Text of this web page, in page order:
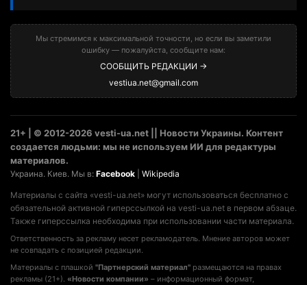
Мы стремимся к максимальной точности, но если вы заметили
ошибку — пожалуйста, сообщите нам:
СООБЩИТЬ РЕДАКЦИИ →
vestiua.net@gmail.com
21+ | © 2012-2026 vesti-ua.net || Новости Украины. Контент
создается людьми: мы не используем ИИ для редактуры
материалов.
Украина. Киев. Мы в: Facebook Wikipedia
Материалы с сайта «vesti-ua.net» могут использоваться бесплатно с
обязательной активной гиперссылкой на vesti-ua.net в первом абзаце.
Также гиперссылка необходима при использовании части материала.
Ответственность за рекламу несет рекламодатель. Мнение авторов может
не совпадать с позицией редакции.
Материалы с плашкой "Партнерский материал" размещаются на правах
рекламы (21+). «Новости компании» – информационный формат,